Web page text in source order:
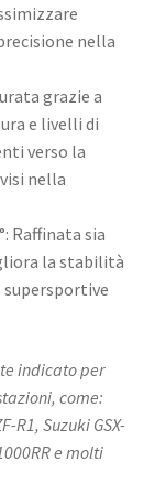
nella
grazie a
e livelli di
verso la
nella
Raffinata sia
la stabilità
indicato per
come:​
R1, Suzuki GSX-
e molti